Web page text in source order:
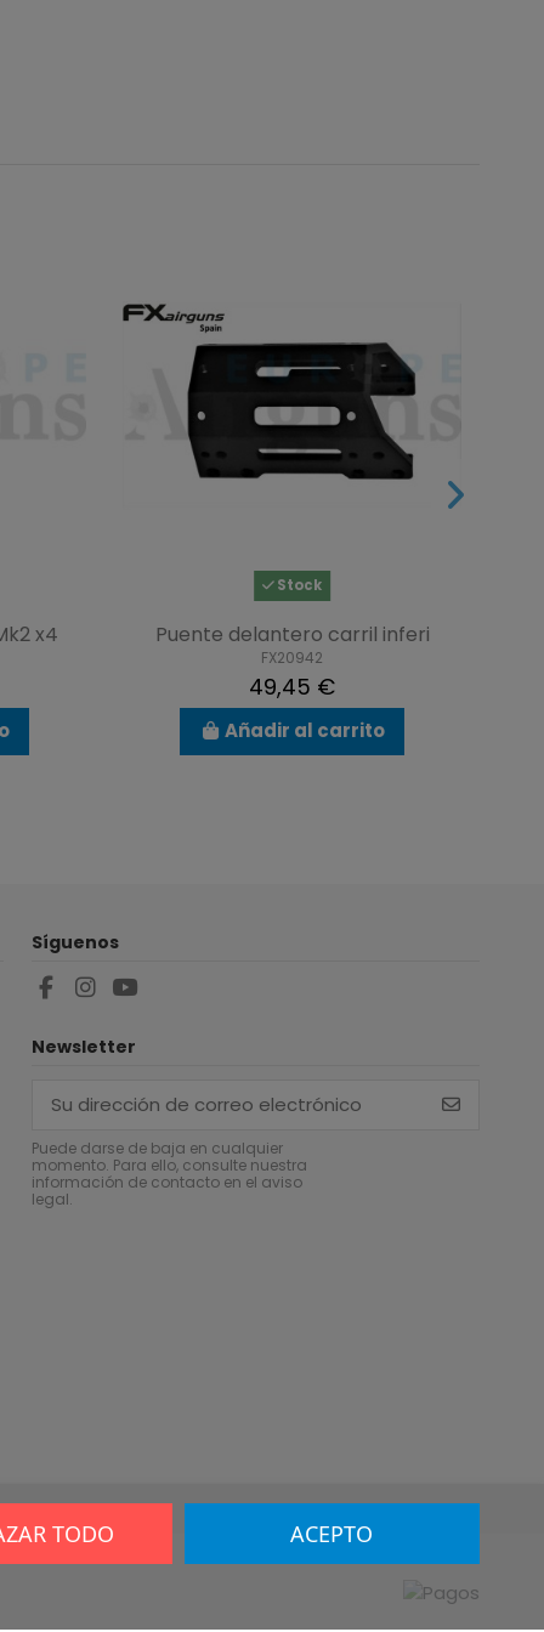
x4
Stock
Puente delantero carril inferi
FX20942
49,45 €
Añadir al carrito
TODO ACEPTO
Síguenos
Newsletter
Puede darse de baja en cualquier
momento. Para ello, consulte nuestra
información de contacto en el aviso
legal.